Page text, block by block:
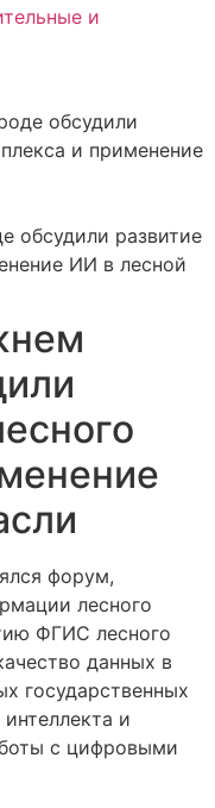
обсудили
и применение
форум,
лесного
ФГИС лесного
данных в
государственных
и
с цифровыми